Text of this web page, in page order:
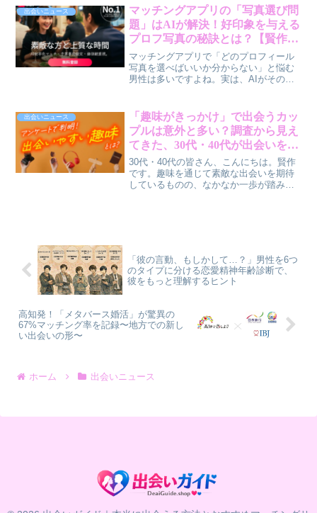
能をリリースしました。イベント当日は
もちろん、イベント後も出会いが続く新
しい体験について、賢作が解説します。
出会いニュース
マッチングアプリの「写真選び問
題」はAIが解決！好印象を与える
プロフ写真の秘訣とは？【賢作コ
ラム】
マッチングアプリで「どのプロフィール
写真を選べばいいか分からない」と悩む
男性は多いですよね。実は、AIがその悩
す。今回は、賢作がAIを活用した写真選
びの秘訣を深掘りします。
出会いニュース
「趣味がきっかけ」で出会うカッ
プルは意外と多い？調査から見え
てきた、30代・40代が出会いを広
げるヒント
30代・40代の皆さん、こんにちは。賢作
です。趣味を通じて素敵な出会いを期待
しているものの、なかなか一歩が踏み出
会いにつながりやすいのか、その具体的
な条件とあわせて深掘りしていきます。
「彼の言動、もしかして…？」男性を6つ
のタイプに分ける恋愛精神年齢診断で、
彼をもっと理解するヒント
高知発！「メタバース婚活」が驚異の
67%マッチング率を記録〜地方での新し
い出会いの形〜
ホーム 出会いニュース